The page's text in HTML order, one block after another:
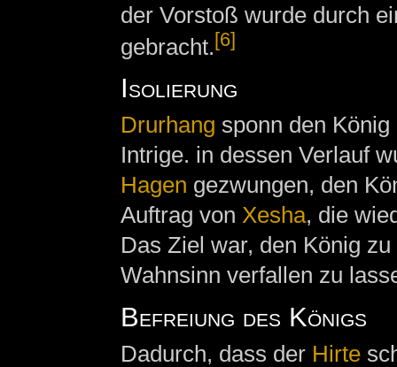
der Vorstoß wurde durch
gebracht.[6]
Isolierung
Drurhang sponn den
Intrige. in dessen Verlauf
Hagen gezwungen, den
Auftrag von Xesha, die
Das Ziel war, den König
Wahnsinn verfallen zu
Befreiung des Königs
Dadurch, dass der Hirte